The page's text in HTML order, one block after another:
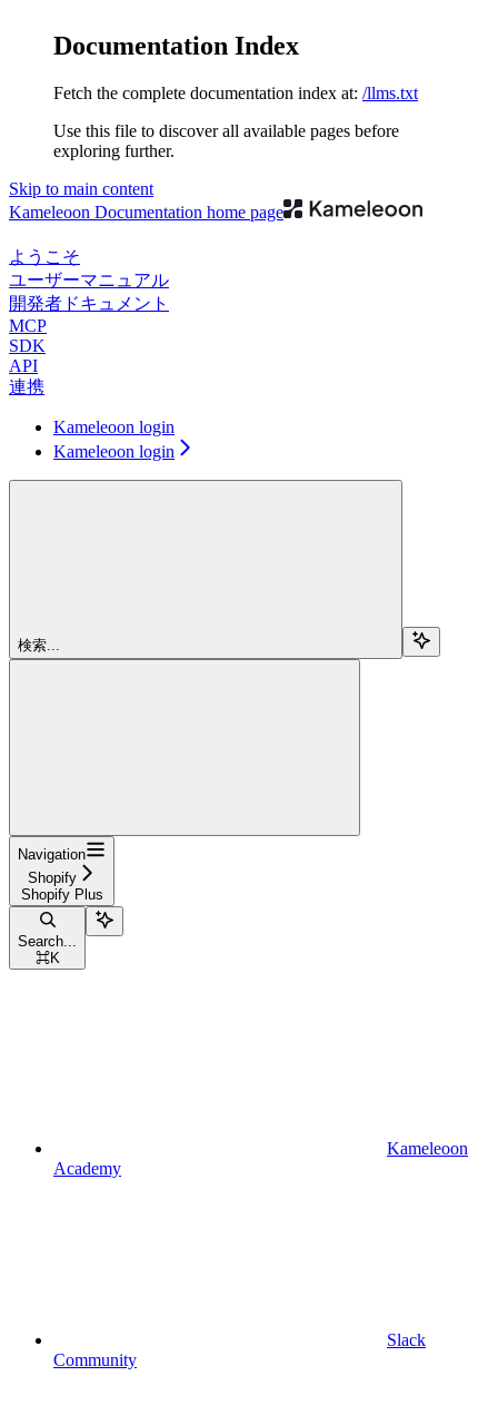
Documentation Index
Fetch the complete documentation index at: /llms.txt
Use this file to discover all available pages before
exploring further.
Skip to main content
Kameleoon Documentation home page
ようこそ
ユーザーマニュアル
開発者ドキュメント
MCP
SDK
API
連携
Kameleoon login
Kameleoon login
検索...
Navigation
Shopify
Shopify Plus
Search...
⌘K
Kameleoon
Academy
Slack
Community